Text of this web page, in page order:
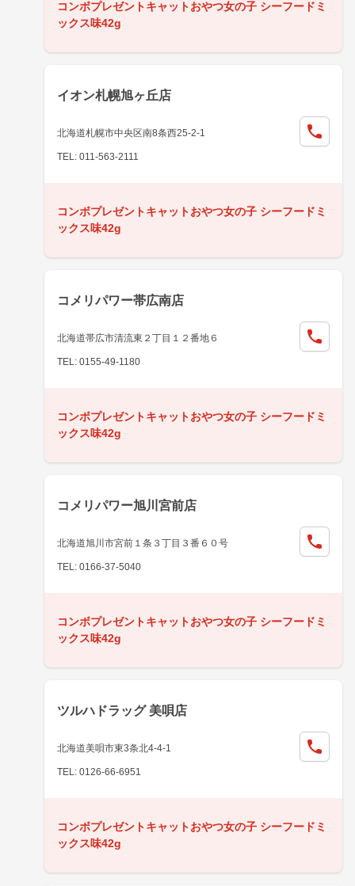
コンボプレゼントキャットおやつ女の子 シーフードミ
ックス味42g
イオン札幌旭ヶ丘店
北海道札幌市中央区南8条西25-2-1
TEL: 011-563-2111
コンボプレゼントキャットおやつ女の子 シーフードミ
ックス味42g
コメリパワー帯広南店
北海道帯広市清流東２丁目１２番地６
TEL: 0155-49-1180
コンボプレゼントキャットおやつ女の子 シーフードミ
ックス味42g
コメリパワー旭川宮前店
北海道旭川市宮前１条３丁目３番６０号
TEL: 0166-37-5040
コンボプレゼントキャットおやつ女の子 シーフードミ
ックス味42g
ツルハドラッグ 美唄店
北海道美唄市東3条北4-4-1
TEL: 0126-66-6951
コンボプレゼントキャットおやつ女の子 シーフードミ
ックス味42g